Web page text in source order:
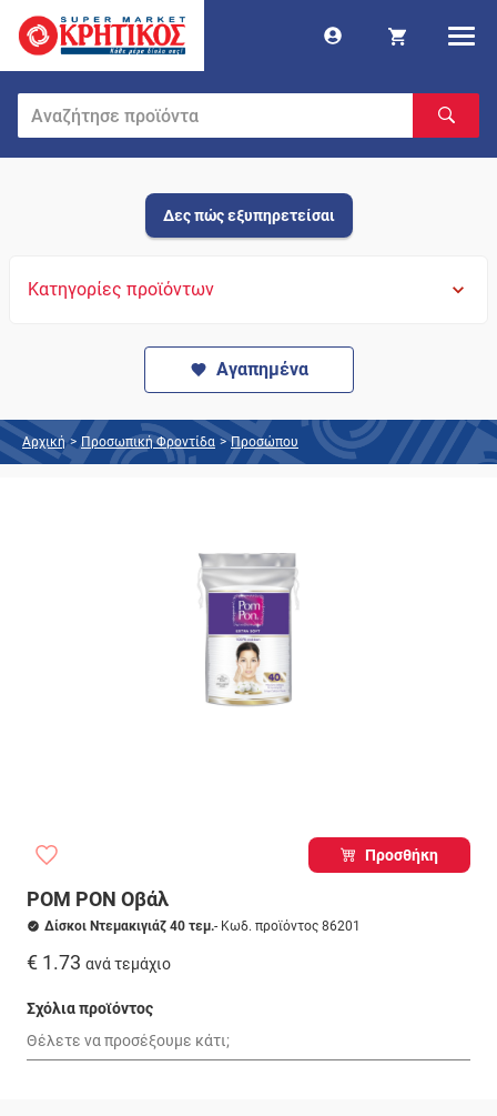
Δες πώς εξυπηρετείσαι
Κατηγορίες προϊόντων
Αγαπημένα
Αρχική > Προσωπική Φροντίδα > Προσώπου
Προσθήκη
POM PON Οβάλ
Δίσκοι Ντεμακιγιάζ 40 τεμ.- Κωδ. προϊόντος 86201
€ 1.73 ανά τεμάχιο
Σχόλια προϊόντος